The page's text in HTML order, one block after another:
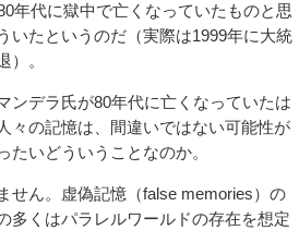
年代に獄中で亡くなっていたものと思
いたというのだ（実際は1999年に大統
）。
デラ氏が80年代に亡くなっていたは
々の記憶は、間違いではない可能性が
たいどういうことなのか。
せん。虚偽記憶（false memories）の
多くはパラレルワールドの存在を想定